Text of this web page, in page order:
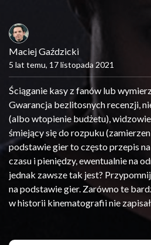
Maciej Gaździcki
5 lat temu, 17 listopada 2021
Ściąganie kasy z fanów lub
Gwarancja bezlitosnych recenzji,
(albo wtopienie budżetu),
śmiejący się do rozpuku
podstawie gier to często przepis
czasu i pieniędzy, ewentualnie na
jednak zawsze tak jest?
na podstawie gier. Zarówno te
w historii kinematografii nie